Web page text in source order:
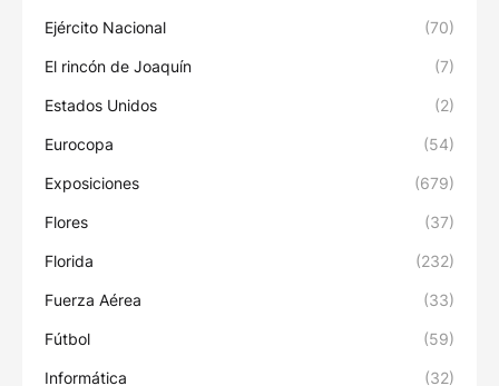
Ejército Nacional (70)
El rincón de Joaquín (7)
Estados Unidos (2)
Eurocopa (54)
Exposiciones (679)
Flores (37)
Florida (232)
Fuerza Aérea (33)
Fútbol (59)
Informática (32)